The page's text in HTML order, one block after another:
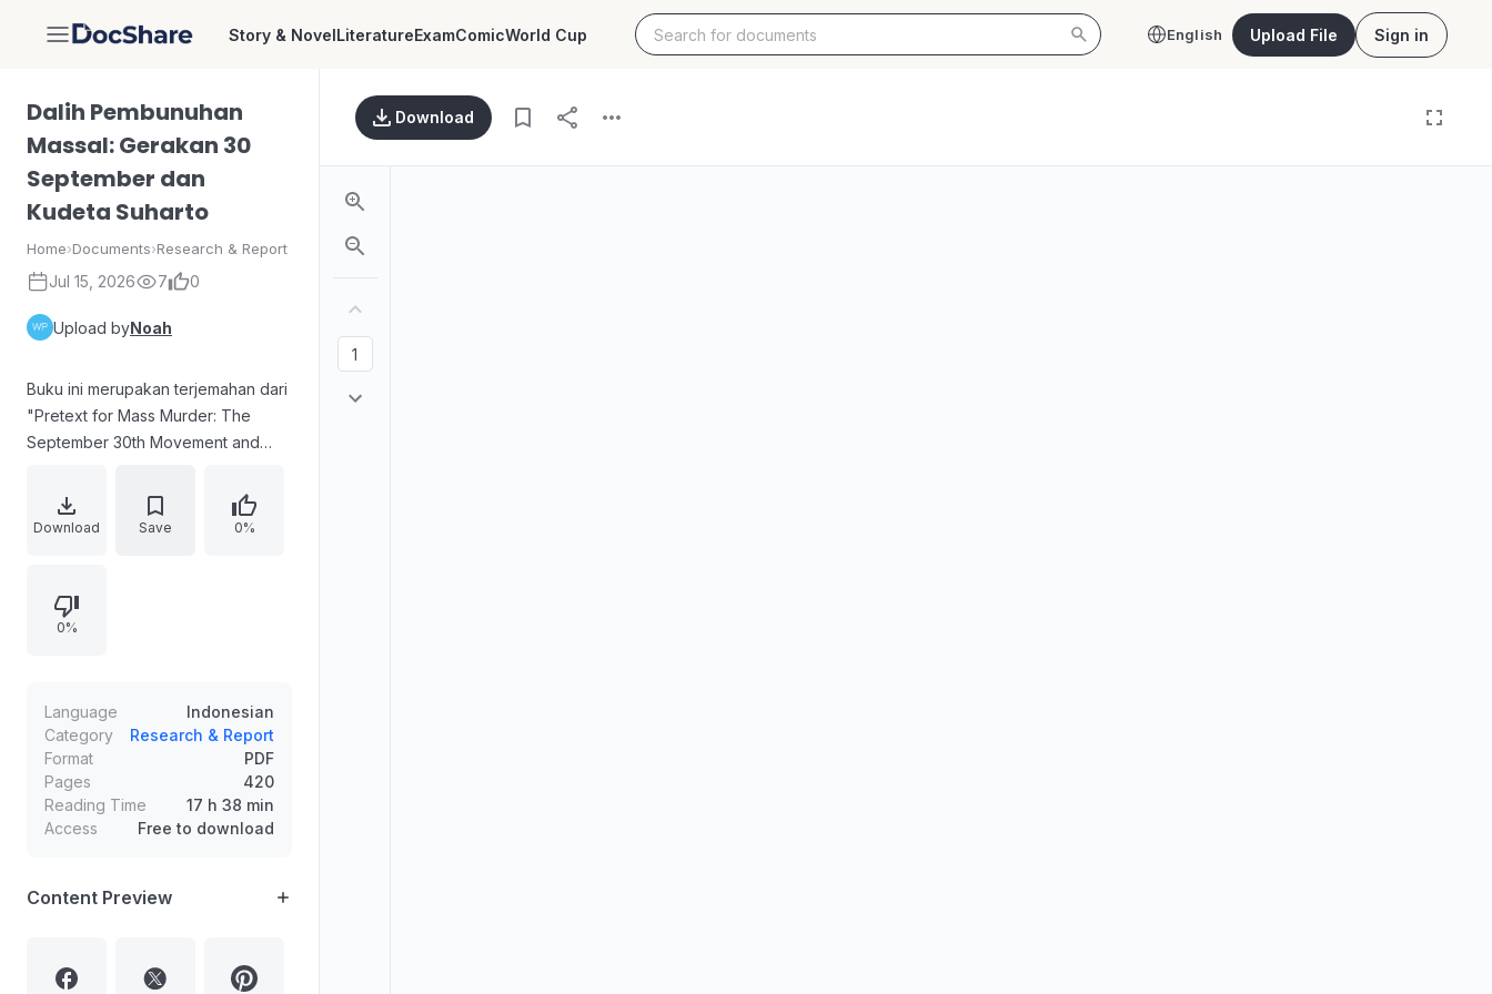
DocShare Story & NovelLiteratureExamComicWorld Cup English Upload File Sign in
Dalih Pembunuhan
Massal: Gerakan 30
September dan
Kudeta Suharto
Home›Documents›Research & Report
Jul 15, 2026 7 0
Upload byNoah
Buku ini merupakan terjemahan dari
"Pretext for Mass Murder: The
September 30th Movement and
karya John Roosa. Buku ini
diterbitkan pertama kali dalam
Indonesia bekerjasama dengan
Hasta Mitra. Buku ini membahas
kesaksian, dokumen, dan analisis
latar belakang peristiwa tersebut.
Download Save 0%
0%
Language
Indonesian
Category
Research & Report
Format
PDF
Pages
420
Reading Time
17 h 38 min
Access
Free to download
Content Preview
Download